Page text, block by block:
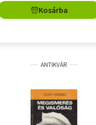
Kosárba
ANTIKVÁR